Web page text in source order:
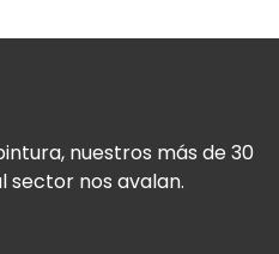
nuestros más de 30
sector nos avalan.